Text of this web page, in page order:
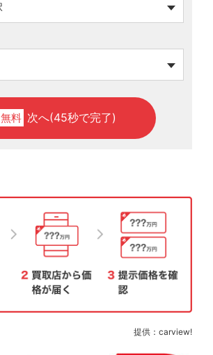
無料 次へ(45秒で完了)
提供：carview!